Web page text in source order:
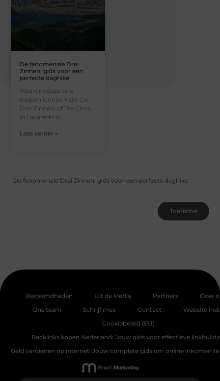
De fenomenale Drei
Zinnen: gids voor een
perfecte daghike
Waarom deze drie
toppen iconisch zijn De
Drei Zinnen, of Tre Cime
di Lavaredo in
Lees verder »
De fenomenale Drei Zinnen: gids voor een perfecte daghike
Toerisme
Beroemdheden Uit de Media Partners
Over
Ons team
Schrijf mee Contact
Website
Cookiebeleid (EU)
Backlinks kopen Nederland: Jouw gids voor effectieve
Geld verdienen op internet: Jouw complete gids om online inkomen